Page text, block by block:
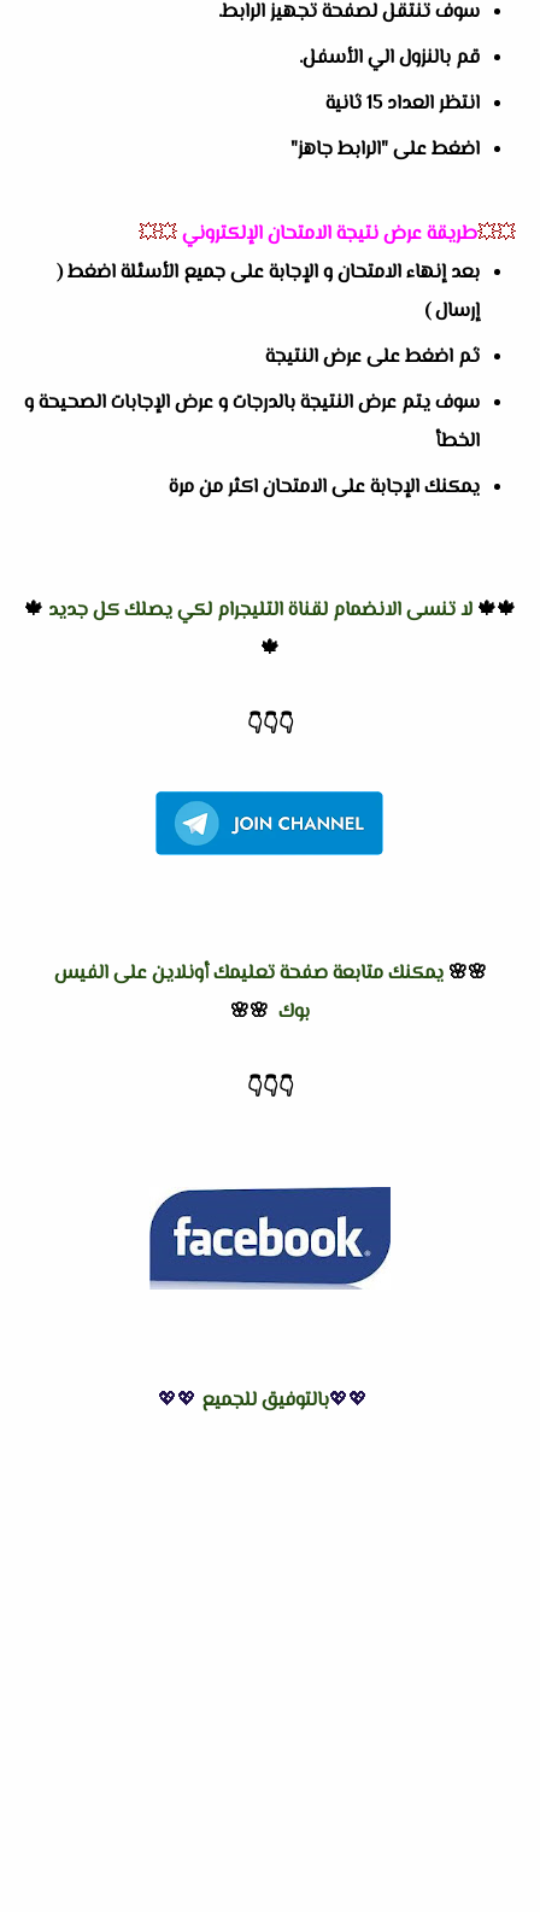
سوف تنتقل لصفحة تجهيز الرابط.
قم بالنزول الي الأسفل.
انتظر العداد 15 ثانية
اضغط على "الرابط جاهز"
💥💥طريقة عرض نتيجة الامتحان الإلكتروني💥💥
بعد إنهاء الامتحان و الإجابة على جميع الأسئلة اضغط (
إرسال )
ثم اضغط على عرض النتيجة
سوف يتم عرض النتيجة بالدرجات و عرض الإجابات الصحيحة و
الخطأ
يمكنك الإجابة على الامتحان اكثر من مرة
🍁🍁 لا تنسى الانضمام لقناة التليجرام لكي يصلك كل جديد 🍁
🍁
👇
👇
👇
🌸🌸 يمكنك متابعة صفحة تعليمك أونلاين على الفيس
بوك 🌸🌸
👇
👇
👇
💖💖بالتوفيق للجميع 💖💖